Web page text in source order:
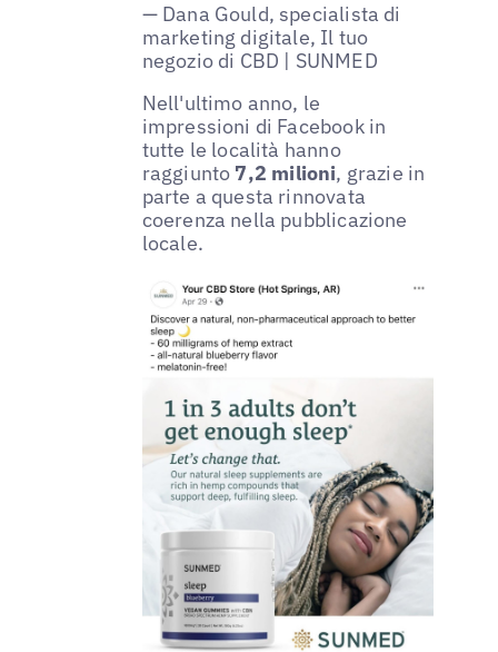
— Dana Gould, specialista di
marketing digitale, Il tuo
negozio di CBD | SUNMED
Nell'ultimo anno, le
impressioni di Facebook in
tutte le località hanno
raggiunto 7,2 milioni, grazie in
parte a questa rinnovata
coerenza nella pubblicazione
locale.